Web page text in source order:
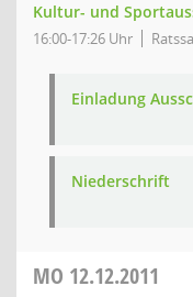
Kultur- und
16:00-17:26 Uhr
Einladung
Niederschrift
MO 12.12.2011